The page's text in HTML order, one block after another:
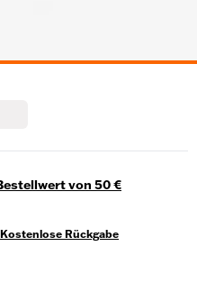
von 50 €
Kostenlose Rückgabe